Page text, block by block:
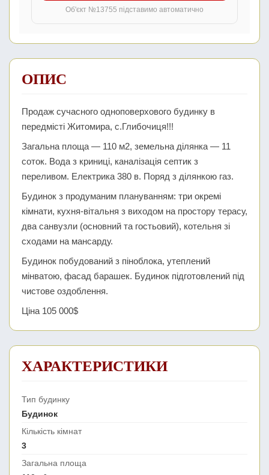
Об'єкт №13755 підставимо автоматично
ОПИС
Продаж сучасного одноповерхового будинку в
передмісті Житомира, с.Глибочиця!!!
Загальна площа — 110 м2, земельна ділянка — 11
соток. Вода з криниці, каналізація септик з
переливом. Електрика 380 в. Поряд з ділянкою газ.
Будинок з продуманим плануванням: три окремі
кімнати, кухня-вітальня з виходом на простору терасу,
два санвузли (основний та гостьовий), котельня зі
сходами на мансарду.
Будинок побудований з піноблока, утеплений
мінватою, фасад барашек. Будинок підготовлений під
чистове оздоблення.
Ціна 105 000$
ХАРАКТЕРИСТИКИ
Тип будинку
Будинок
Кількість кімнат
3
Загальна площа